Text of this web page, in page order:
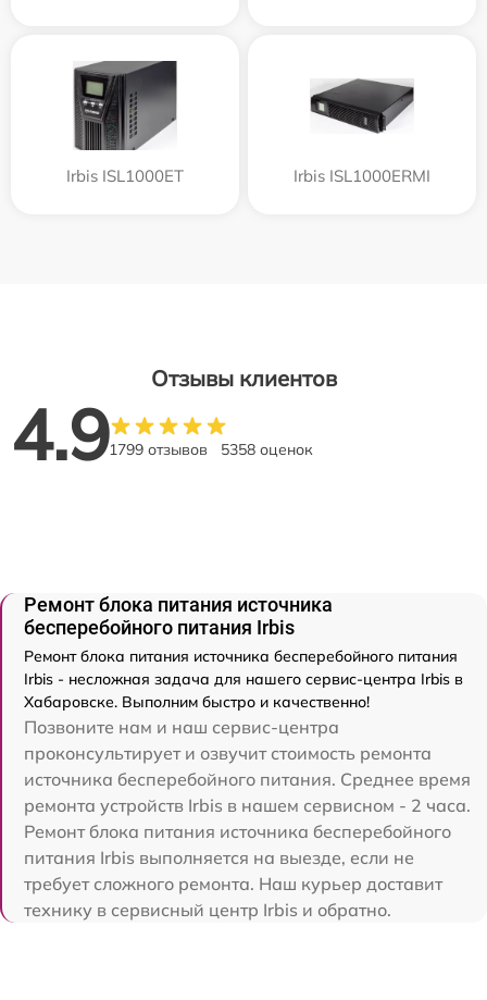
Irbis ISL1000ET Irbis ISL1000ERMI
Отзывы клиентов
4.91799 отзывов 5358 оценок
Ремонт блока питания источника
бесперебойного питания Irbis
Ремонт блока питания источника бесперебойного питания
Irbis - несложная задача для нашего сервис-центра Irbis в
Хабаровске. Выполним быстро и качественно!
Позвоните нам и наш сервис-центра
проконсультирует и озвучит стоимость ремонта
источника бесперебойного питания. Среднее время
ремонта устройств Irbis в нашем сервисном - 2 часа.
Ремонт блока питания источника бесперебойного
питания Irbis выполняется на выезде, если не
требует сложного ремонта. Наш курьер доставит
технику в сервисный центр Irbis и обратно.